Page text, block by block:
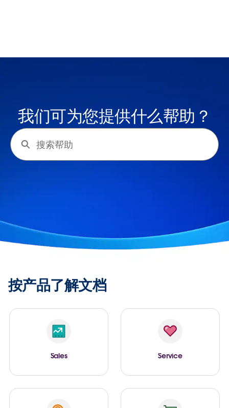
我们可为您提供什么帮助？
按产品了解文档
Sales Service